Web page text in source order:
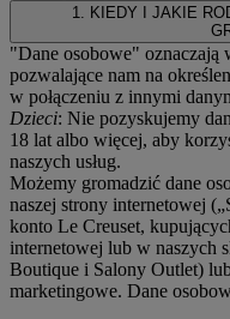
1. KIEDY I JAKIE
"Dane osobowe" oznaczają
pozwalające nam na
w połączeniu z innymi
Dzieci: Nie pozyskujemy
18 lat albo więcej, aby
naszych usług.
Możemy gromadzić dane
naszej strony internetowej
konto Le Creuset,
internetowej lub w naszych
Boutique i Salony Outlet)
marketingowe. Dane